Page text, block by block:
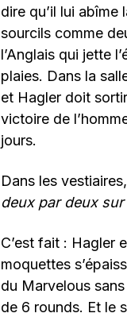
dire qu’il lui
sourcils comme
l’Anglais qui jette
plaies. Dans la
et Hagler doit
victoire de
jours.
Dans les
deux par deux sur
C’est fait : Hagler
moquettes
du Marvelous
de 6 rounds. Et le